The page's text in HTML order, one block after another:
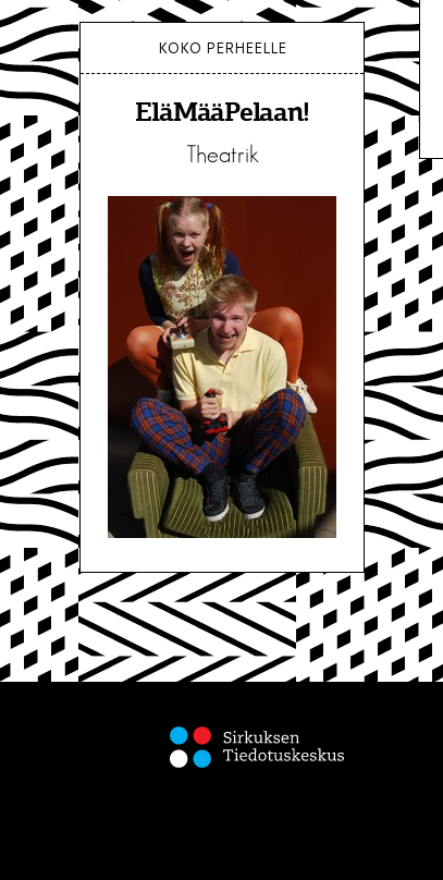
KOKO PERHEELLE
EläMääPelaan!
Theatrik